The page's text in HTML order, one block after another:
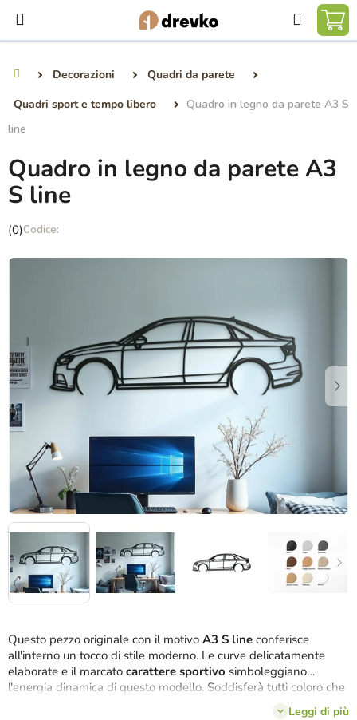
contenuto
Ricerca
Decorazioni
Quadri da parete
Quadri sport e tempo libero
Quadro in legno da parete A3 S
line
Questo pezzo originale con il motivo A3 S line conferisce
all'interno un tocco di stile moderno. Le curve delicatamente
elaborate e il marcato carattere sportivo simboleggiano
l'energia dinamica di questo modello. Soddisferà tutti coloro che
apprezzano la combinazione di gusto senza tempo e discreta
Leggi di più
Quadro in legno da parete A3
S line
La
media
5
stelle.
(0)